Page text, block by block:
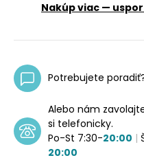
Nakúp viac — uspor
Potrebujete
Alebo nám
si telefonicky.
Po-St 7:30-20:00 |
20:00